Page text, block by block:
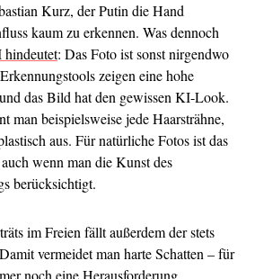
Kurz, der Putin die Hand
kaum zu erkennen. Was dennoch
hindeutet: Das Foto ist sonst nirgendwo
zeigen eine hohe
das Bild hat den gewissen KI-Look.
man beispielsweise jede Haarsträhne,
aus. Für natürliche Fotos ist das
wenn man die Kunst des
berücksichtigt.
im Freien fällt außerdem der stets
vermeidet man harte Schatten – für